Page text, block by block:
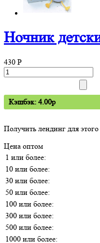
Ночник
430 P
Кэшбэк: 4.00p
Получить лендинг для этого
Цена оптом
1 или более:
10 или более:
30 или более:
50 или более:
100 или более:
300 или более:
500 или более:
1000 или более: